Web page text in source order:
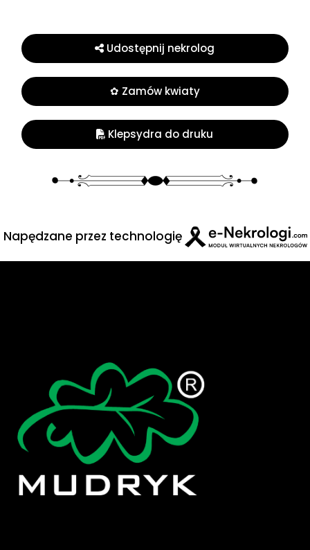
Udostępnij nekrolog
✿ Zamów kwiaty
Klepsydra do druku
Napędzane przez technologię